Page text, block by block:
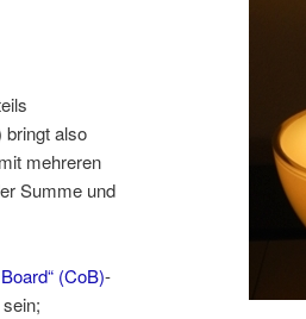
bringt also
mehreren
Summe und
(CoB)-